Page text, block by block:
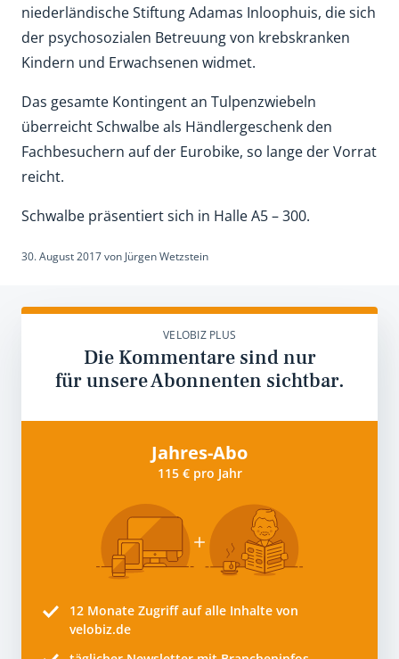
niederländische Stiftung Adamas Inloophuis, die sich
der psychosozialen Betreuung von krebskranken
Kindern und Erwachsenen widmet.
Das gesamte Kontingent an Tulpenzwiebeln
überreicht Schwalbe als Händlergeschenk den
Fachbesuchern auf der Eurobike, so lange der Vorrat
reicht.
Schwalbe präsentiert sich in Halle A5 – 300.
30. August 2017von Jürgen Wetzstein
VELOBIZ PLUS
Die Kommentare sind nur
für unsere Abonnenten sichtbar.
Jahres-Abo
115 € pro Jahr
12 Monate Zugriff auf alle Inhalte von
velobiz.de